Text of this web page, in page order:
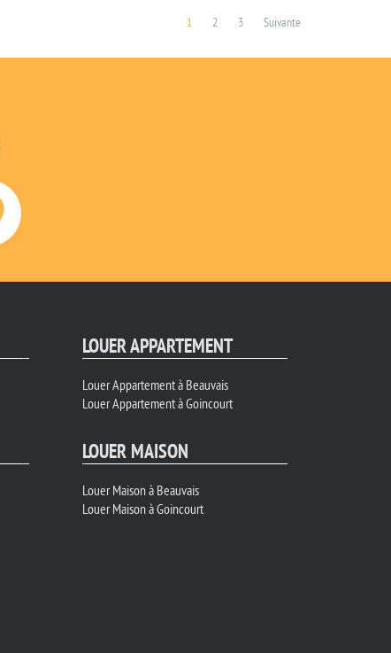
1 2 3 Suivante
LOUER APPARTEMENT
Louer Appartement à Beauvais
Louer Appartement à Goincourt
LOUER MAISON
Louer Maison à Beauvais
Louer Maison à Goincourt